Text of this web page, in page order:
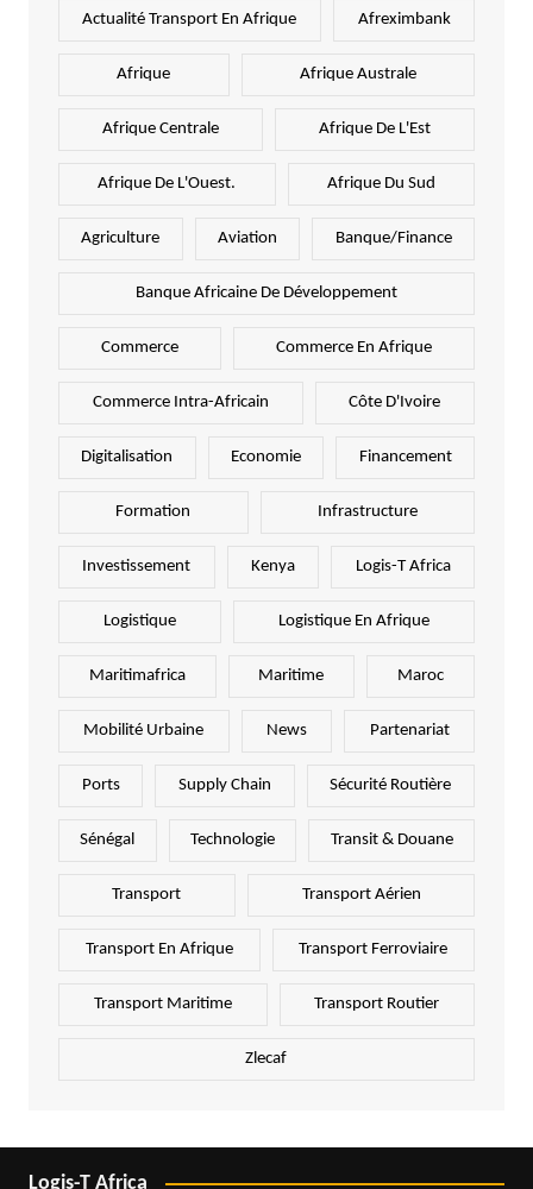
Actualité Transport En Afrique Afreximbank
Afrique Afrique Australe
Afrique Centrale Afrique De L'Est
Afrique De L'Ouest. Afrique Du Sud
Agriculture Aviation Banque/Finance
Banque Africaine De Développement
Commerce Commerce En Afrique
Commerce Intra-Africain Côte D'Ivoire
Digitalisation Economie Financement
Formation Infrastructure
Investissement Kenya Logis-T Africa
Logistique Logistique En Afrique
Maritimafrica Maritime Maroc
Mobilité Urbaine News Partenariat
Ports Supply Chain Sécurité Routière
Sénégal Technologie Transit & Douane
Transport Transport Aérien
Transport En Afrique Transport Ferroviaire
Transport Maritime Transport Routier
Zlecaf
Logis-T Africa